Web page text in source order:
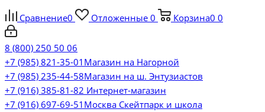
Сравнение0 Отложенные 0 Корзина0 0
8 (800) 250 50 06
+7 (985) 821-35-01 Магазин на Нагорной
+7 (985) 235-44-58Магазин на ш. Энтузиастов
+7 (916) 385-81-82 Интернет-магазин
+7 (916) 697-69-51 Москва Скейтпарк и школа